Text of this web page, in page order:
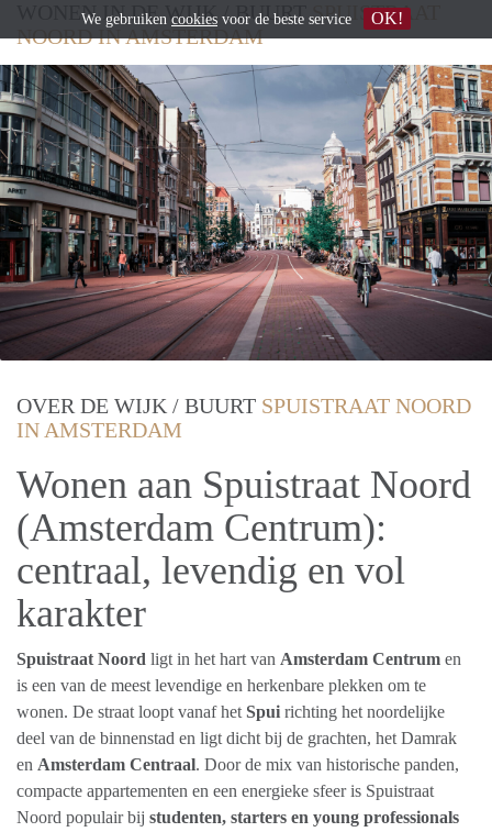
WONEN IN DE WIJK / BUURTSPUISTRAAT
NOORD IN AMSTERDAM
OVER DE WIJK / BUURT SPUISTRAAT NOORD
IN AMSTERDAM
Wonen aan Spuistraat Noord
(Amsterdam Centrum):
centraal, levendig en vol
karakter
Spuistraat Noord ligt in het hart van Amsterdam Centrum en
is een van de meest levendige en herkenbare plekken om te
wonen. De straat loopt vanaf het Spui richting het noordelijke
deel van de binnenstad en ligt dicht bij de grachten, het Damrak
en Amsterdam Centraal. Door de mix van historische panden,
compacte appartementen en een energieke sfeer is Spuistraat
Noord populair bij studenten, starters en young professionals
We gebruiken cookies voor de beste service OK!